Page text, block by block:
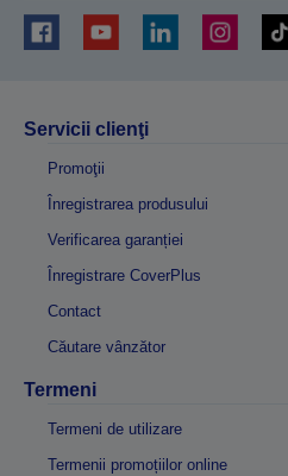
Servicii clienţi
Promoţii
Înregistrarea produsului
Verificarea garanției
Înregistrare CoverPlus
Contact
Căutare vânzător
Termeni
Termeni de utilizare
Termenii promoțiilor online